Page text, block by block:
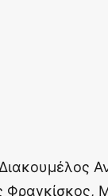
Φραγκίσκος,